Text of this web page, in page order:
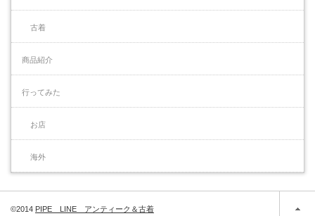
古着
商品紹介
行ってみた
お店
海外
©2014 PIPE LINE アンティーク＆古着